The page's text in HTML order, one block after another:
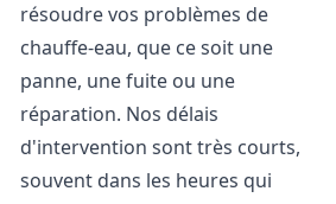
résoudre vos problèmes de
chauffe-eau, que ce soit une
panne, une fuite ou une
réparation. Nos délais
d'intervention sont très courts,
souvent dans les heures qui